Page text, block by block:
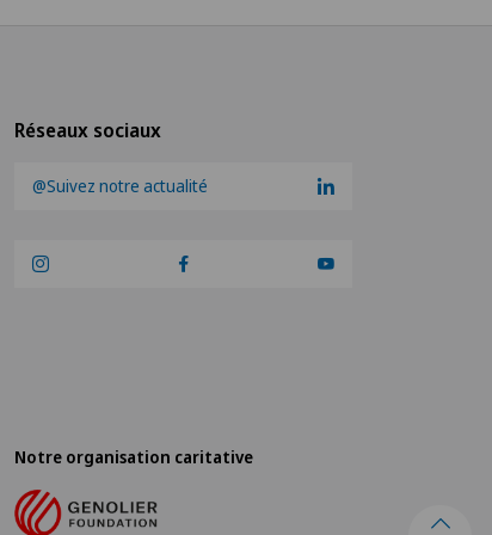
Réseaux sociaux
@Suivez notre actualité
Notre organisation caritative